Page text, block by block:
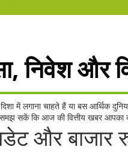
निवेश और
में लगाना चाहते हैं या बस आर्थिक
समझ सकें कि आज की वित्तीय खबर आपका
और बाजार